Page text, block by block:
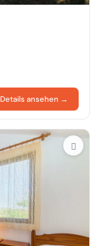
Details ansehen →